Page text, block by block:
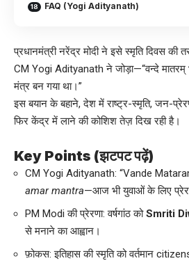
FAQ (Yogi Adityanath)
प्रधानमंत्री नरेंद्र मोदी ने इसे स्मृति दिवस की
CM Yogi Adityanath ने जोड़ा—“वन्दे मातरम्
मंत्र बन गया था।”
इस बयान के बहाने, देश में राष्ट्र-स्मृति, जन-
फिर केंद्र में लाने की कोशिश तेज़ दिख रही है।
Key Points (झटपट पढ़ें)
CM Yogi Adityanath: “Vande
amar mantra—आज भी युवाओं के लिए
PM Modi की प्रेरणा: वर्षगांठ कोSmriti
से मनाने का आह्वान।
फ़ोकस: इतिहास की स्मृति को वर्तमान